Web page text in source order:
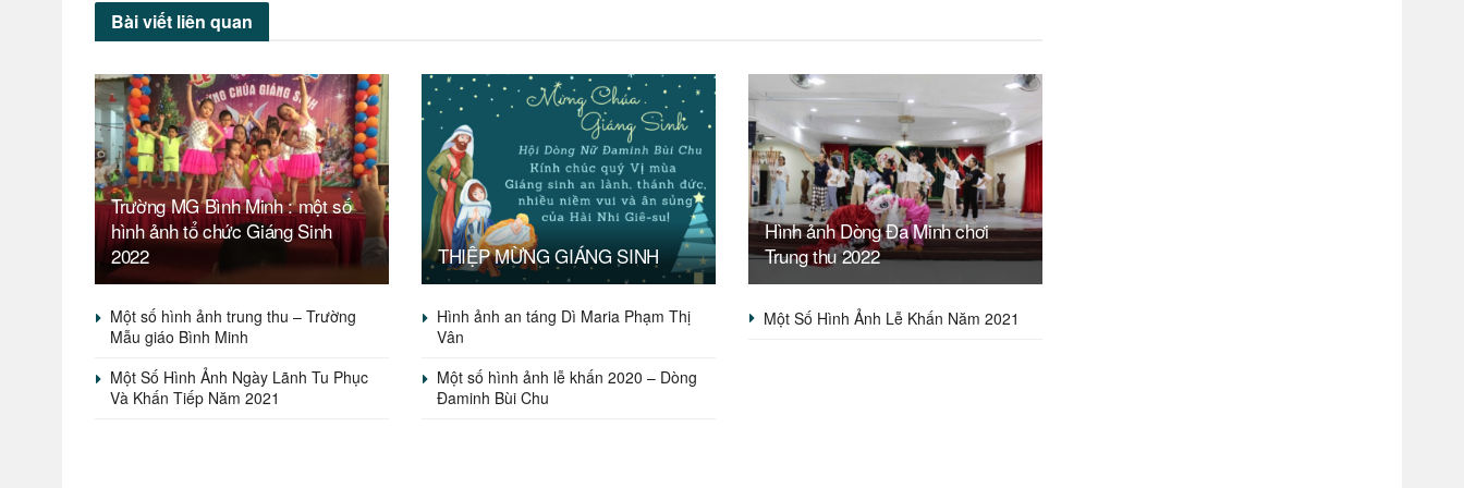
Bài viết liên quan
Trường MG Bình Minh : một số
hình ảnh tổ chức Giáng Sinh
2022
THIỆP MỪNG GIÁNG SINH
Hình ảnh Dòng Đa Minh chơi
Trung thu 2022
Một số hình ảnh trung thu – Trường
Mẫu giáo Bình Minh
Hình ảnh an táng Dì Maria Phạm Thị
Vân
Một Số Hình Ảnh Lễ Khấn Năm 2021
Một Số Hình Ảnh Ngày Lãnh Tu Phục
Và Khấn Tiếp Năm 2021
Một số hình ảnh lễ khấn 2020 – Dòng
Đaminh Bùi Chu